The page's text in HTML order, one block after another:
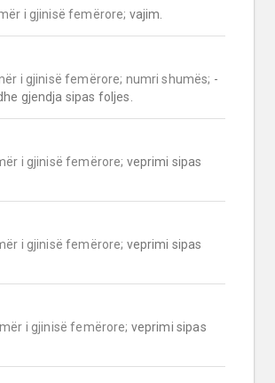
i gjinisë femërore; vajim.
i gjinisë femërore; numri shumës; -
gjendja sipas foljes.
i gjinisë femërore; veprimi sipas
i gjinisë femërore; veprimi sipas
i gjinisë femërore; veprimi sipas